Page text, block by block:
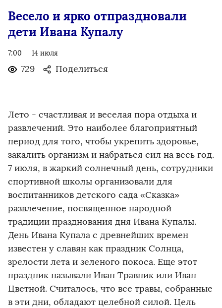
Весело и ярко отпраздновали
дети Ивана Купалу
7:00 14 июля
729 Поделиться
Лето - счастливая и веселая пора отдыха и
развлечений. Это наиболее благоприятный
период для того, чтобы укрепить здоровье,
закалить организм и набраться сил на весь год.
7 июля, в жаркий солнечный день, сотрудники
спортивной школы организовали для
воспитанников детского сада «Сказка»
развлечение, посвященное народной
традиции празднования дня Ивана Купалы.
День Ивана Купала с древнейших времен
известен у славян как праздник Солнца,
зрелости лета и зеленого покоса. Еще этот
праздник называли Иван Травник или Иван
Цветной. Считалось, что все травы, собранные
в эти дни, обладают целебной силой. Цель